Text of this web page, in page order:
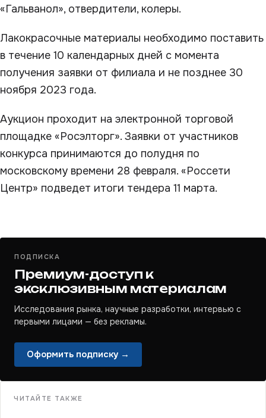
«Гальванол», отвердители, колеры.
Лакокрасочные материалы необходимо поставить
в течение 10 календарных дней с момента
получения заявки от филиала и не позднее 30
ноября 2023 года.
Аукцион проходит на электронной торговой
площадке «Росэлторг». Заявки от участников
конкурса принимаются до полудня по
московскому времени 28 февраля. «Россети
Центр» подведет итоги тендера 11 марта.
ПОДПИСКА
Премиум-доступ к
эксклюзивным материалам
Исследования рынка, научные разработки, интервью с
первыми лицами — без рекламы.
Оформить подписку →
ЧИТАЙТЕ ТАКЖЕ